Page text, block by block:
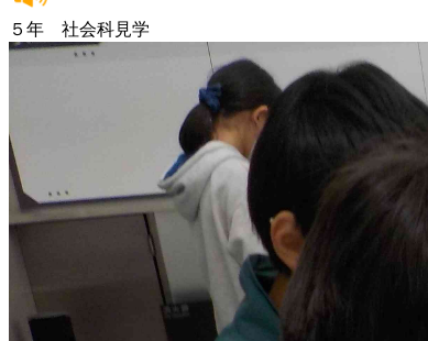
５年 社会科見学